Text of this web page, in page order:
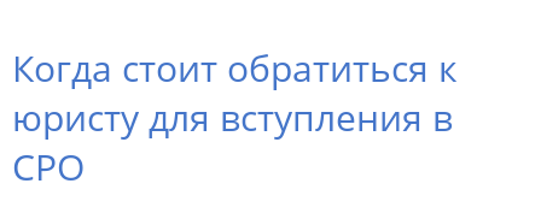
Когда стоит обратиться к
юристу для вступления в
СРО